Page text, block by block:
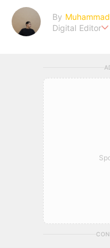
By
Digital Editor